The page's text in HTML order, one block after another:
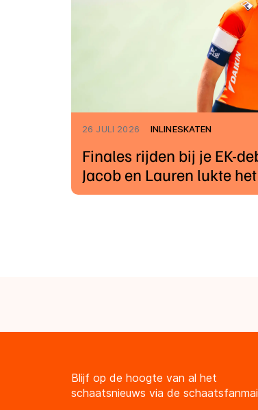
26 JULI 2026 INLINESKATEN
Finales rijden bij je EK-
Jacob en Lauren lukte het
Blijf op de hoogte van al het
schaatsnieuws via de